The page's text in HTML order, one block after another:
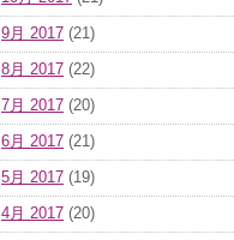
9月 2017 (21)
8月 2017 (22)
7月 2017 (20)
6月 2017 (21)
5月 2017 (19)
4月 2017 (20)